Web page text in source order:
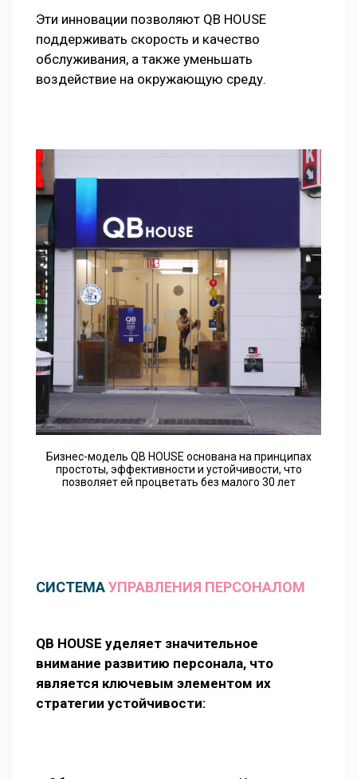
Эти инновации позволяют QB HOUSE
поддерживать скорость и качество
обслуживания, а также уменьшать
воздействие на окружающую среду.
Бизнес-модель QB HOUSE основана на принципах
простоты, эффективности и устойчивости, что
позволяет ей процветать без малого 30 лет
СИСТЕМАУПРАВЛЕНИЯ ПЕРСОНАЛОМ
QB HOUSE уделяет значительное
внимание развитию персонала, что
является ключевым элементом их
стратегии устойчивости: